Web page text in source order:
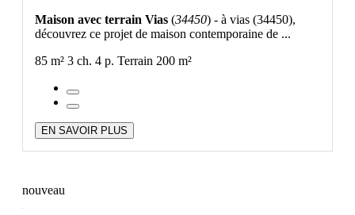
Maison avec terrain Vias (34450) - à vias (34450),
découvrez ce projet de maison contemporaine de ...
85 m² 3 ch. 4 p. Terrain 200 m²
EN SAVOIR PLUS
nouveau